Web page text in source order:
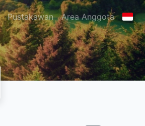
Pustakawan Area Anggota